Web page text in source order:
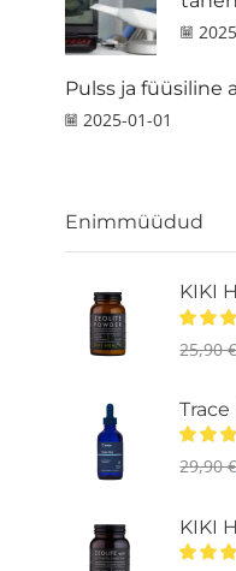
Pulss ja füüsiline
2025-01-01
Enimmüüdud
25,90
29,90